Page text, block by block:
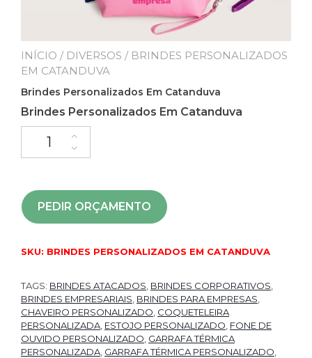
INÍCIO / DIVERSOS / BRINDES PERSONALIZADOS
EM CATANDUVA
Brindes Personalizados Em Catanduva
Brindes Personalizados Em Catanduva
PEDIR ORÇAMENTO
SKU: BRINDES PERSONALIZADOS EM CATANDUVA
TAGS: BRINDES ATACADOS BRINDES CORPORATIVOS
BRINDES EMPRESARIAIS BRINDES PARA EMPRESAS
CHAVEIRO PERSONALIZADO COQUETELEIRA
PERSONALIZADA ESTOJO PERSONALIZADO FONE DE
OUVIDO PERSONALIZADO GARRAFA TÉRMICA
PERSONALIZADA GARRAFA TÉRMICA PERSONALIZADO